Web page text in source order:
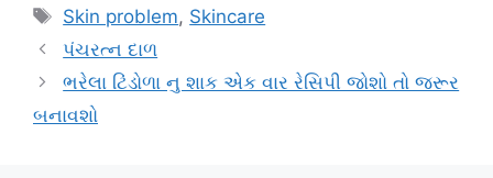
Tags
Skin problem, Skincare
પંચરત્ન દાળ
ભરેલા ટિંડોળા નુ શાક એક વાર રેસિપી જોશો તો જરૂર
બનાવશો